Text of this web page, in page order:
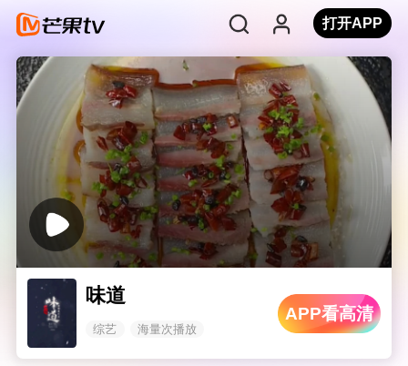
打开APP
味道
综艺 海量次播放
APP看高清